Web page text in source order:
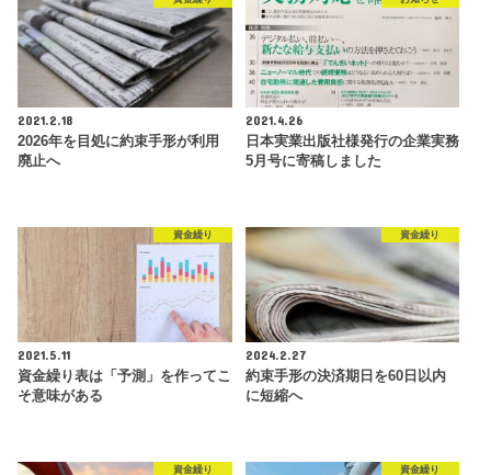
2021.2.18
2026年を目処に約束手形が利用
廃止へ
2021.4.26
日本実業出版社様発行の企業実務
5月号に寄稿しました
資金繰り
2021.5.11
資金繰り表は「予測」を作ってこ
そ意味がある
資金繰り
2024.2.27
約束手形の決済期日を60日以内
に短縮へ
資金繰り 資金繰り